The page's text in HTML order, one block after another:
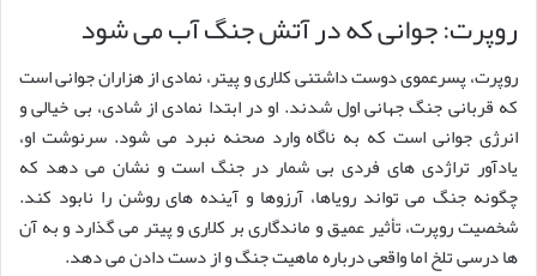
روپرت: جوانی که در آتش جنگ آب می شود
روپرت، پسرعموی دوست داشتنی کلاری و پیتر، نمادی از هزاران جوانی است
که قربانی جنگ جهانی اول شدند. او در ابتدا نمادی از شادی، بی خیالی و
انرژی جوانی است که به ناگاه وارد صحنه نبرد می شود. سرنوشت او،
یادآور تراژدی های فردی بی شمار در جنگ است و نشان می دهد که
چگونه جنگ می تواند رویاها، آرزوها و آینده های روشن را نابود کند.
شخصیت روپرت، تأثیر عمیق و ماندگاری بر کلاری و پیتر می گذارد و به آن
ها درسی تلخ اما واقعی درباره ماهیت جنگ و از دست دادن می دهد.